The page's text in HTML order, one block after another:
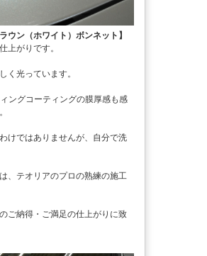
ン（ホワイト）ボンネット】
上がりです。
く光っています。
ングコーティングの膜厚感も感
けではありませんが、自分で洗
、テオリアのプロの熟練の施工
ご納得・ご満足の仕上がりに致